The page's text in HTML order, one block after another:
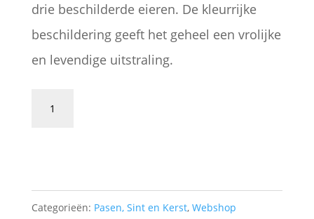
drie beschilderde eieren. De kleurrijke
beschildering geeft het geheel een vrolijke
en levendige uitstraling.
Porseleinen
beschilderde
Categorieën: Pasen, Sint en Kerst, Webshop